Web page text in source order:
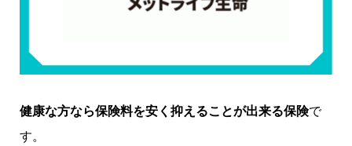
健康な方なら保険料を安く抑えることが出来る保険で
す。